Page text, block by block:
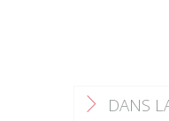
F DANS